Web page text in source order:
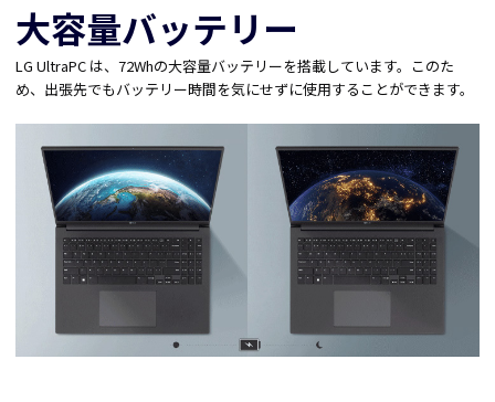
大容量バッテリー
LG UltraPC は、72Whの大容量バッテリーを搭載しています。このた
め、出張先でもバッテリー時間を気にせずに使用することができます。